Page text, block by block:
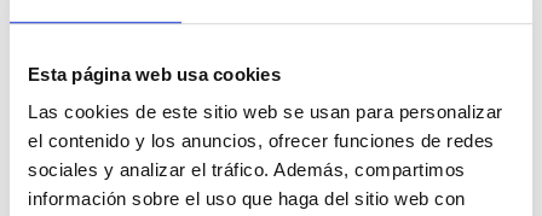
Esta página web usa cookies
Las cookies de este sitio web se usan para personalizar
el contenido y los anuncios, ofrecer funciones de redes
sociales y analizar el tráfico. Además, compartimos
información sobre el uso que haga del sitio web con